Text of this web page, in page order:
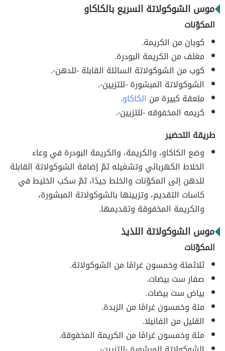
موس الشوكولاتة السريع بالكاكاو
المكوّنات
كوبان من الكريمة.
مغلف من الكريمة البودرة.
كوب من الشوكولاتة السائلة القابلة -للدهن-.
الشوكولاتة المبشورة -للتزيين-.
ملعقة كبيرة من الكاكاو.
كريمه المخفوقه -للتزيين-.
طريقة التحضير
وضع الكاكاو، والكريمة، والكريمة البودرة في وعاء
الخلاط الكهربائي وتشغيله ثمّ إضافة الشوكولاتة القابلة
للدهن إلى المكوّنات والخلط جيدًا، ثمّ سكب الخليط في
كاسات التقديم، وتزيينها بالشوكولاتة المبشورة،
والكريمة المخفوقة وتقديمها.
موس الشوكولاتة اللذيذ
المكوّنات
ثلاثمئة وخمسون غرامًا من الشوكولاتة.
صفار ست بيضات.
بياض ست بيضات.
مئة وخمسون غرامًا من الزبدة.
القليل من الفانيلا.
مئة وخمسون غرامًا من الكريمة المخفوقة.